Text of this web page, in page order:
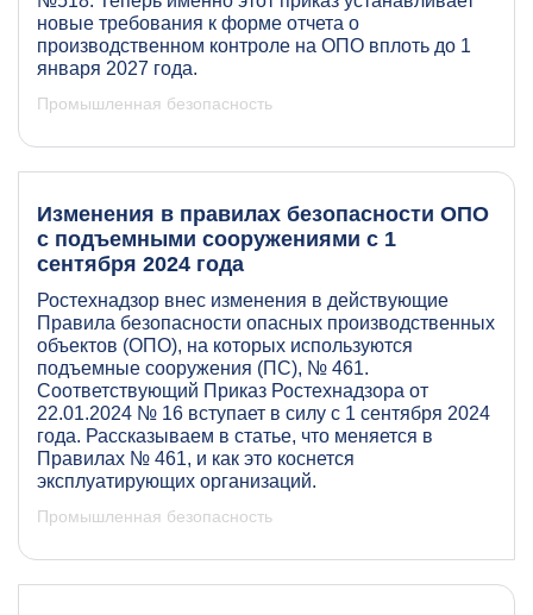
новые требования к форме отчета о
производственном контроле на ОПО вплоть до 1
января 2027 года.
Промышленная безопасность
Изменения в правилах безопасности ОПО
с подъемными сооружениями с 1
сентября 2024 года
Ростехнадзор внес изменения в действующие
Правила безопасности опасных производственных
объектов (ОПО), на которых используются
подъемные сооружения (ПС), № 461.
Соответствующий Приказ Ростехнадзора от
22.01.2024 № 16 вступает в силу с 1 сентября 2024
года. Рассказываем в статье, что меняется в
Правилах № 461, и как это коснется
эксплуатирующих организаций.
Промышленная безопасность